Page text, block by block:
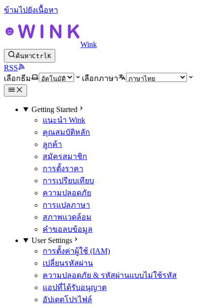
ข้ามไปยังเนื้อหา
Wink
ค้นหาCtrlK
RSS
เลือกธีม
เลือกภาษา
Getting Started
แนะนำ Wink
คุณสมบัติหลัก
ลูกค้า
สมัครสมาชิก
การตั้งราคา
การเปรียบเทียบ
ความปลอดภัย
การแปลภาษา
สภาพแวดล้อม
คำขอลบข้อมูล
User Settings
การตั้งค่าผู้ใช้ (IAM)
เปลี่ยนรหัสผ่าน
ความปลอดภัย & รหัสผ่านแบบไม่ใช้รหัส
แอปที่ได้รับอนุญาต
อัปเดตโปรไฟล์